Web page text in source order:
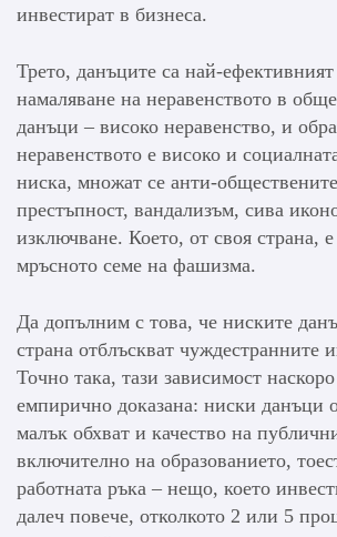
инвестират в бизнеса.
Трето, данъците са най-
намаляване на неравенството в
данъци – високо неравенство, и
неравенството е високо и
ниска, множат се анти-
престъпност, вандализъм, сива
изключване. Което, от своя страна, е
мръсното семе на фашизма.
Да допълним с това, че ниските
страна отблъскват чуждестранните
Точно така, тази зависимост
емпирично доказана: ниски данъци
малък обхват и качество на
включително на образованието,
работната ръка – нещо, което
далеч повече, отколкото 2 или 5